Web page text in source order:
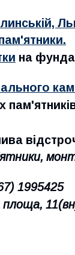
на
1995425
площа, 11